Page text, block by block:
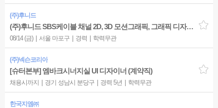
(주)후니드
(주)후니드 SBS케이블 채널 2D, 3D 모션그래픽, 그래픽 디자이너 모집
08/14 (금) 서울 마포구 경력 학력무관
(주)넥슨코리아
[슈터본부] 엠바크시너지실 UI 디자이너 (계약직)
채용시까지 경기 성남시 분당구 경력 5년 학력무관
한국지엠㈜